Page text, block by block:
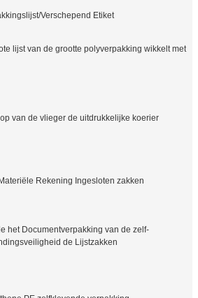
Verschepend Etiket
lijst van de grootte polyverpakking wikkelt met
van de vlieger de uitdrukkelijke koerier
Rekening Ingesloten zakken
het Documentverpakking van de zelf-
de Lijstzakken